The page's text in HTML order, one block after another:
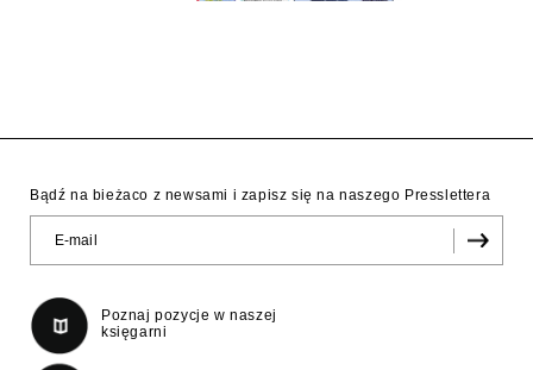
Bądź na bieżaco z newsami i zapisz się na naszego Presslettera
Poznaj pozycje w naszej
księgarni